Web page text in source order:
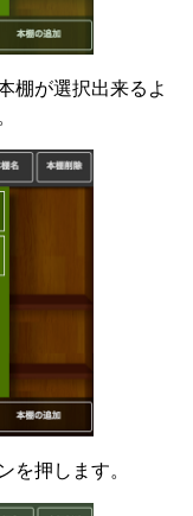
棚が選択出来るよ
を押します。